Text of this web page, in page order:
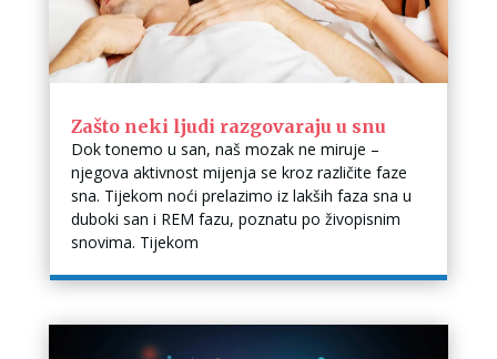
Zašto neki ljudi razgovaraju u snu
Dok tonemo u san, naš mozak ne miruje –
njegova aktivnost mijenja se kroz različite faze
sna. Tijekom noći prelazimo iz lakših faza sna u
duboki san i REM fazu, poznatu po živopisnim
snovima. Tijekom